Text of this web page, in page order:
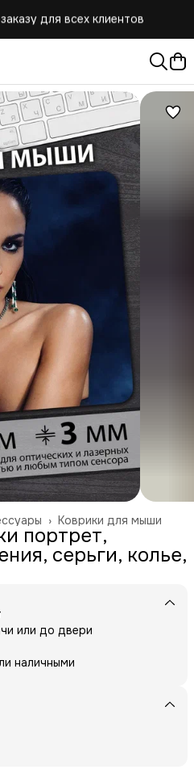
при заказе от 10.000 руб.
Коврики для мыши
›
портрет,
серьги, колье,
или до двери
наличными